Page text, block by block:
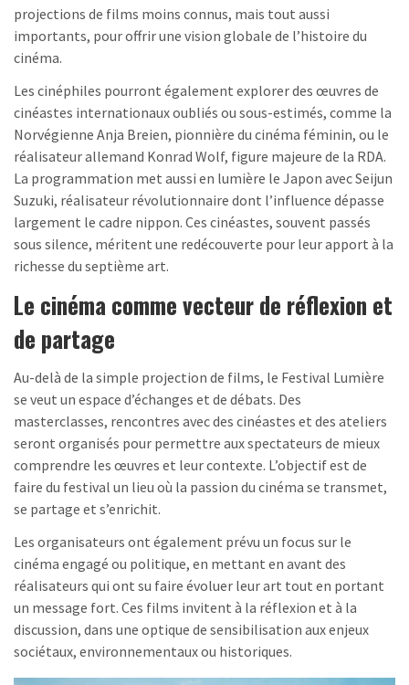
projections de films moins connus, mais tout aussi
importants, pour offrir une vision globale de l’histoire du
cinéma.
Les cinéphiles pourront également explorer des œuvres de
cinéastes internationaux oubliés ou sous-estimés, comme la
Norvégienne Anja Breien, pionnière du cinéma féminin, ou le
réalisateur allemand Konrad Wolf, figure majeure de la RDA.
La programmation met aussi en lumière le Japon avec Seijun
Suzuki, réalisateur révolutionnaire dont l’influence dépasse
largement le cadre nippon. Ces cinéastes, souvent passés
sous silence, méritent une redécouverte pour leur apport à la
richesse du septième art.
Le cinéma comme vecteur de réflexion et
de partage
Au-delà de la simple projection de films, le Festival Lumière
se veut un espace d’échanges et de débats. Des
masterclasses, rencontres avec des cinéastes et des ateliers
seront organisés pour permettre aux spectateurs de mieux
comprendre les œuvres et leur contexte. L’objectif est de
faire du festival un lieu où la passion du cinéma se transmet,
se partage et s’enrichit.
Les organisateurs ont également prévu un focus sur le
cinéma engagé ou politique, en mettant en avant des
réalisateurs qui ont su faire évoluer leur art tout en portant
un message fort. Ces films invitent à la réflexion et à la
discussion, dans une optique de sensibilisation aux enjeux
sociétaux, environnementaux ou historiques.